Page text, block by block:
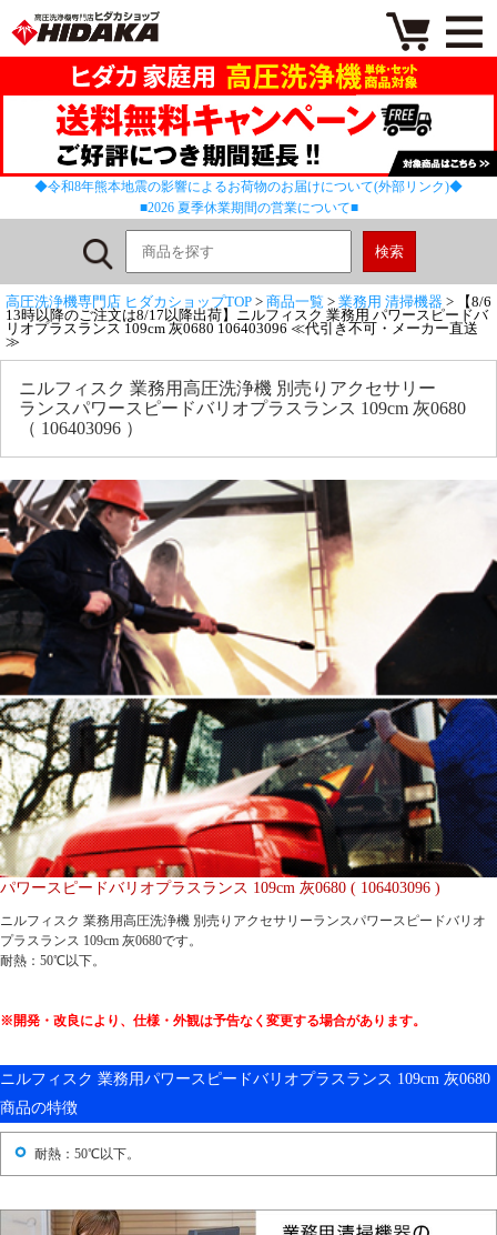
◆令和8年熊本地震の影響によるお荷物のお届けについて(外部リンク)◆
■2026 夏季休業期間の営業について■
高圧洗浄機専門店 ヒダカショップTOP > 商品一覧 > 業務用 清掃機器 > 【8/6
13時以降のご注文は8/17以降出荷】ニルフィスク 業務用 パワースピードバ
リオプラスランス 109cm 灰0680 106403096 ≪代引き不可・メーカー直送
≫
ニルフィスク 業務用高圧洗浄機 別売りアクセサリー
ランスパワースピードバリオプラスランス 109cm 灰0680
（ 106403096 ）
パワースピードバリオプラスランス 109cm 灰0680 ( 106403096 )
ニルフィスク 業務用高圧洗浄機 別売りアクセサリーランスパワースピードバリオ
プラスランス 109cm 灰0680です。
耐熱：50℃以下。
※開発・改良により、仕様・外観は予告なく変更する場合があります。
ニルフィスク 業務用パワースピードバリオプラスランス 109cm 灰0680
商品の特徴
耐熱：50℃以下。